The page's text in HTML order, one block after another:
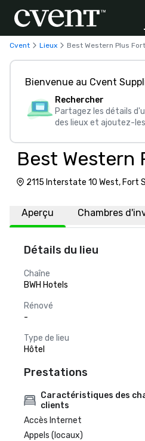
Cvent Lieux Best Western Plus
Bienvenue au Cvent
Rechercher
Partagez les détails
des lieux et ajoutez-
Best Western
2115 Interstate 10 West, Fort
Aperçu Chambres
Détails du lieu
Chaîne
BWH Hotels
Rénové
-
Type de lieu
Hôtel
Prestations
Caractéristiques des
clients
Accès Internet
Appels (locaux)